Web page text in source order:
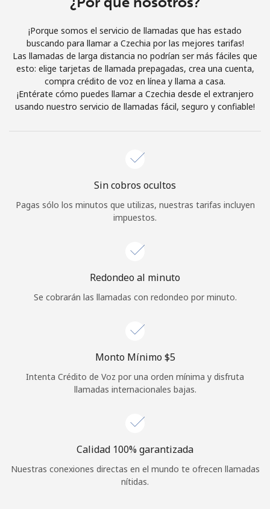
o
Continuar con
¡Porque somos el servicio de llamadas que has estado
buscando para llamar a Czechia por las mejores tarifas!
Las llamadas de larga distancia no podrían ser más fáciles que
esto: elige tarjetas de llamada prepagadas, crea una cuenta,
compra crédito de voz en línea y llama a casa.
¡Entérate cómo puedes llamar a Czechia desde el extranjero
usando nuestro servicio de llamadas fácil, seguro y confiable!
Sin cobros ocultos
Pagas sólo los minutos que utilizas, nuestras tarifas incluyen
impuestos.
Redondeo al minuto
Se cobrarán las llamadas con redondeo por minuto.
Monto Mínimo ⁦$5⁩
Intenta Crédito de Voz por una orden mínima y disfruta
llamadas internacionales bajas.
Calidad 100% garantizada
Nuestras conexiones directas en el mundo te ofrecen llamadas
nítidas.